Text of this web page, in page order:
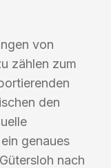
von
zählen zum
den
genaues
nach